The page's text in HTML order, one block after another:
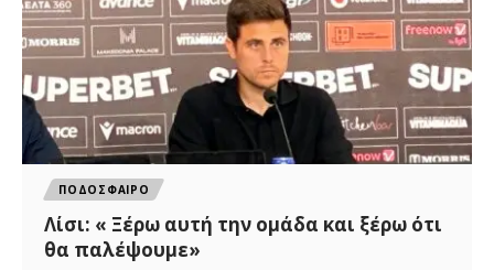
ΠΟΔΟΣΦΑΙΡΟ
Λίσι: « Ξέρω αυτή την ομάδα και ξέρω ότι
θα παλέψουμε»